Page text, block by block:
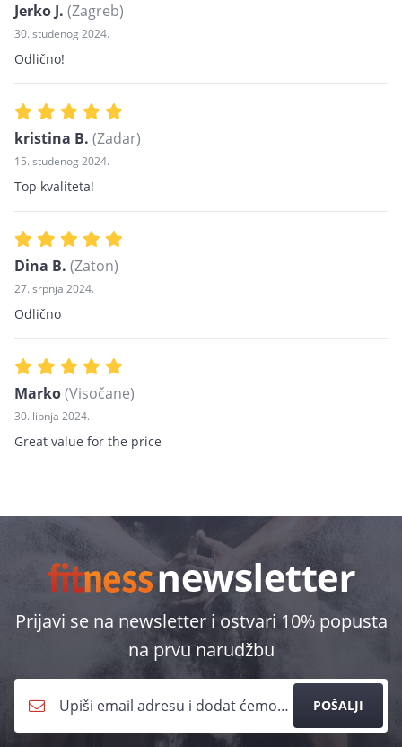
Jerko J. (Zagreb)
30. studenog 2024.
Odlično!
kristina B. (Zadar)
15. studenog 2024.
Top kvaliteta!
Dina B. (Zaton)
27. srpnja 2024.
Odlično
Marko(Visočane)
30. lipnja 2024.
Great value for the price
Prijavi se na newsletter i ostvari 10% popusta
na prvu narudžbu
POŠALJI